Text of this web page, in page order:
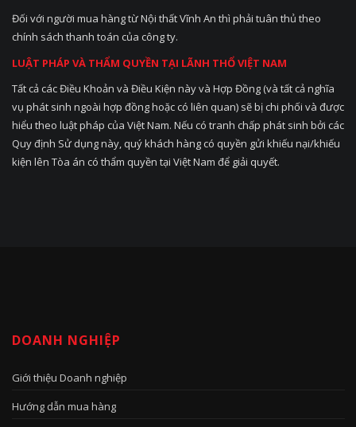
Đối với người mua hàng từ Nội thất Vĩnh An thì phải tuân thủ theo
chính sách thanh toán của công ty.
LUẬT PHÁP VÀ THẨM QUYỀN TẠI LÃNH THỔ VIỆT NAM
Tất cả các Điều Khoản và Điều Kiện này và Hợp Đồng (và tất cả nghĩa
vụ phát sinh ngoài hợp đồng hoặc có liên quan) sẽ bị chi phối và được
hiểu theo luật pháp của Việt Nam. Nếu có tranh chấp phát sinh bởi các
Quy định Sử dụng này, quý khách hàng có quyền gửi khiếu nại/khiếu
kiện lên Tòa án có thẩm quyền tại Việt Nam để giải quyết.
DOANH NGHIỆP
Giới thiệu Doanh nghiệp
Hướng dẫn mua hàng